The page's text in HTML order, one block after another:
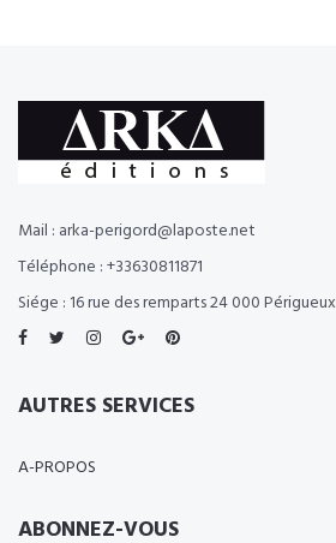
Mail : arka-perigord@laposte.net
Téléphone : +33630811871
Siége : 16 rue des remparts 24 000 Périgueux
AUTRES SERVICES
A-PROPOS
ABONNEZ-VOUS